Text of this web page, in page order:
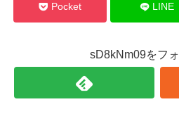
Pocket LINE
sD8kNm09をフ